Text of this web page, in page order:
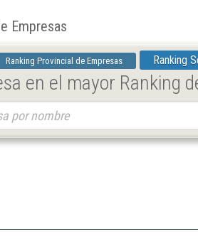
Empresas
Ranking Provincial de Empresas Ranking
en el mayor Ranking